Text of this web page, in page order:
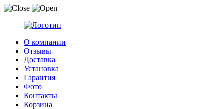
О компании
Отзывы
Доставка
Установка
Гарантия
Фото
Контакты
Корзина